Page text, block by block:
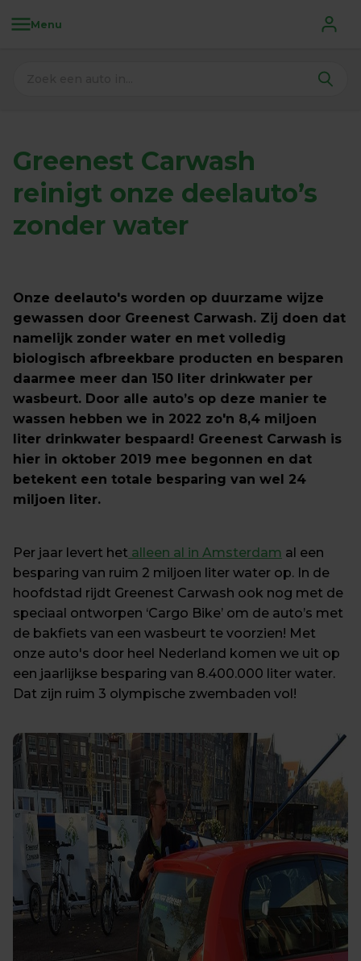
Menu
Greenest Carwash
reinigt onze deelauto’s
zonder water
Onze deelauto's worden op duurzame wijze
gewassen door Greenest Carwash. Zij doen dat
namelijk zonder water en met volledig
biologisch afbreekbare producten en besparen
daarmee meer dan 150 liter drinkwater per
wasbeurt. Door alle auto’s op deze manier te
wassen hebben we in 2022 zo'n 8,4 miljoen
liter drinkwater bespaard! Greenest Carwash is
hier in oktober 2019 mee begonnen en dat
betekent een totale besparing van wel 24
miljoen liter.
Per jaar levert het alleen al in Amsterdam al een
besparing van ruim 2 miljoen liter water op. In de
hoofdstad rijdt Greenest Carwash ook nog met de
speciaal ontworpen ‘Cargo Bike’ om de auto’s met
de bakfiets van een wasbeurt te voorzien! Met
onze auto's door heel Nederland komen we uit op
een jaarlijkse besparing van 8.400.000 liter water.
Dat zijn ruim 3 olympische zwembaden vol!